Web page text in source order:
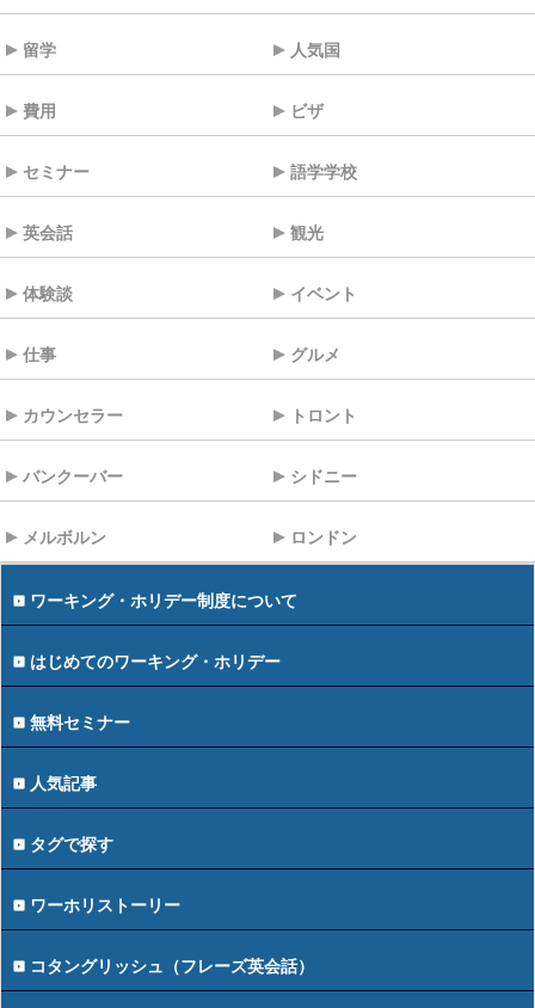
留学 人気国
費用 ビザ
セミナー 語学学校
英会話 観光
体験談 イベント
仕事 グルメ
カウンセラー トロント
バンクーバー シドニー
メルボルン ロンドン
ワーキング・ホリデー制度について
はじめてのワーキング・ホリデー
無料セミナー
人気記事
タグで探す
ワーホリストーリー
コタングリッシュ（フレーズ英会話）